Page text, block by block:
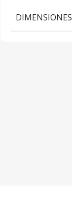
DIMENSIONES